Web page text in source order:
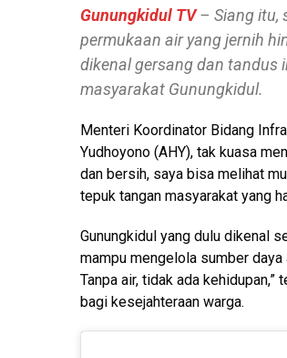
Gunungkidul TV– Siang itu,
permukaan air yang jernih
dikenal gersang dan tandus
masyarakat Gunungkidul.
Menteri Koordinator Bidang
Yudhoyono (AHY), tak kuasa
dan bersih, saya bisa melihat
tepuk tangan masyarakat yang
Gunungkidul yang dulu dikenal
mampu mengelola sumber daya
Tanpa air, tidak ada
bagi kesejahteraan warga.